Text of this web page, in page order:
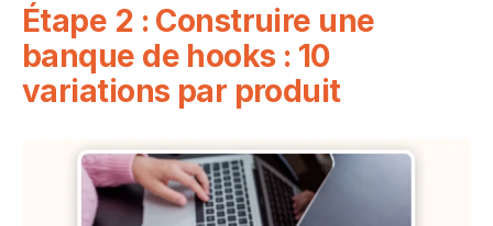
Étape 2 : Construire une
banque de hooks : 10
variations par produit